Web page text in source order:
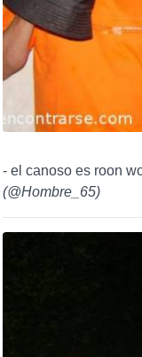
- el canoso es roon
(@Hombre_65)